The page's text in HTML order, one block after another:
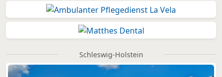
Schleswig-Holstein